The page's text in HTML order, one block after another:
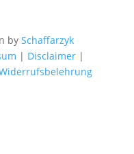
by Schaffarzyk
| Disclaimer|